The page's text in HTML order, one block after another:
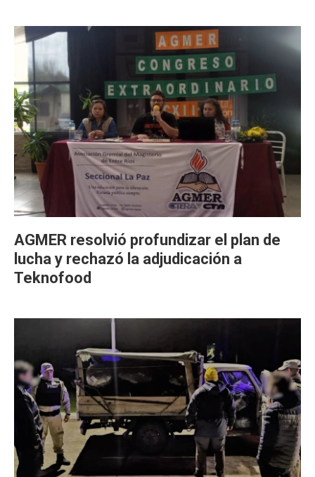
AGMER resolvió profundizar el plan de
lucha y rechazó la adjudicación a
Teknofood